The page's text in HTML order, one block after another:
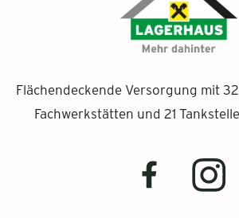
Flächendeckende Versorgung mit
Fachwerkstätten und 21